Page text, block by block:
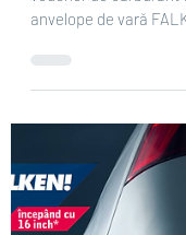
Mar 21, 2022 2 min read
Alimentează
voucher de carburant
anvelope de vară